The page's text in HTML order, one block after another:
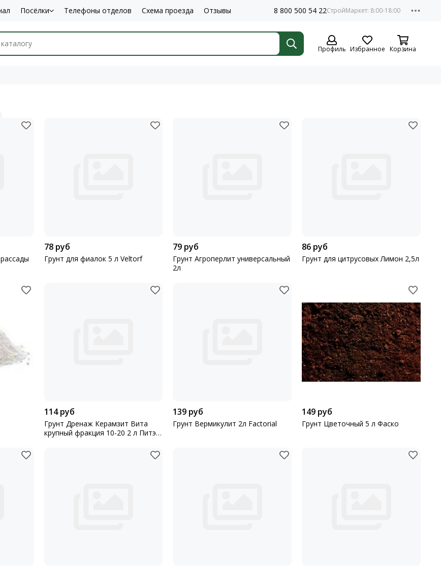
Посёлки Телефоны отделов Схема проезда Отзывы 8 800 500 54 22
Профиль Избранное Корзина
78 руб
Грунт для фиалок 5 л Veltorf
79 руб
Грунт Агроперлит универсальный
2л
86 руб
Грунт для цитрусовых Лимон 2,5л
114 руб
Грунт Дренаж Керамзит Вита
крупный фракция 10-20 2 л Питэр
139 руб
Грунт Вермикулит 2л Factorial
149 руб
Грунт Цветочный 5 л Фаско